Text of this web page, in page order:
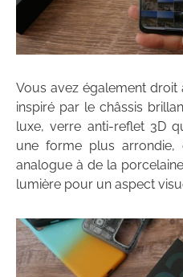
Vous avez également droit
inspiré par le châssis
luxe, verre anti-reflet 3D
une forme plus arrondie,
analogue à de la
lumière pour un aspect